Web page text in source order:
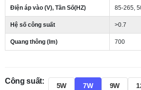
Điện áp vào (V), Tần Số(HZ) 85-265,
Hệ số công suất >0.7
Quang thông (lm) 700
Công suất:
5W 7W 9W